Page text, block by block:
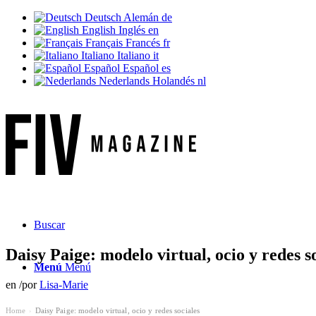
Deutsch Alemán de
English Inglés en
Français Francés fr
Italiano Italiano it
Español Español es
Nederlands Holandés nl
Buscar
Menú Menú
Daisy Paige: modelo virtual, ocio y redes
en /porLisa-Marie
Home Daisy Paige: modelo virtual, ocio y redes sociales